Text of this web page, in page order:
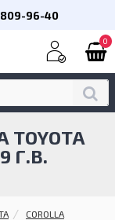
96-40
0
COROLLA
Г.В.